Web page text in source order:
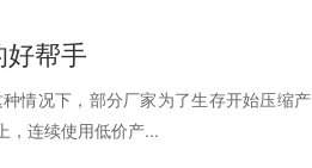
帮手
情况下，部分厂家为了生存开始压缩产
，连续使用低价产...